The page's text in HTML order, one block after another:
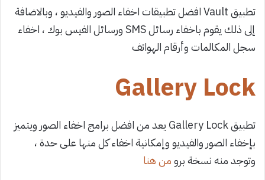
تطبيق Vault افضل تطبيقات اخفاء الصور والفيديو ، وبالاضافة
إلى ذلك يقوم باخفاء رسائل SMS ورسائل الفيس بوك ، اخفاء
سجل المكالمات وأرقام الهواتف
Gallery Lock
تطبيق Gallery Lock يعد من افضل برامج اخفاء الصور ويتميز
بإخفاء الصور والفيديو وإمكانية اخفاء كل منها على حدة ،
وتوجد منه نسخة برومن هنا